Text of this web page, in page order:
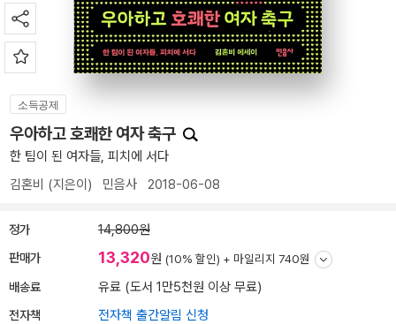
소득공제
우아하고 호쾌한 여자 축구
한 팀이 된 여자들, 피치에 서다
김혼비
(지은이) 민음사 2018-06-08
정가 14,800원
판매가 13,320원 (10% 할인) + 마일리지 740원
배송료 유료 (도서 1만5천원 이상 무료)
전자책 전자책 출간알림 신청